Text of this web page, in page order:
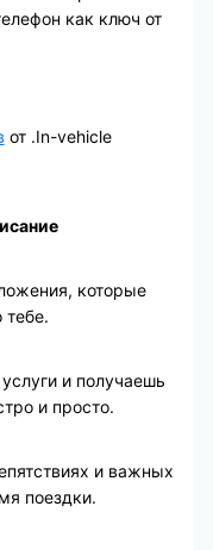
как ключ от
от .In-vehicle
которые
тебе.
и получаешь
и просто.
и важных
поездки.